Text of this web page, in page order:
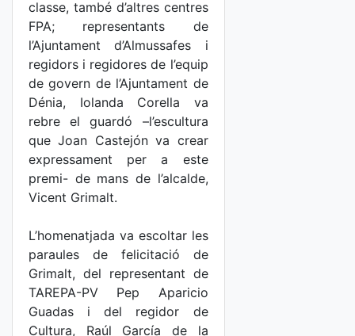
classe, també d’altres centres
FPA; representants de
l’Ajuntament d’Almussafes i
regidors i regidores de l’equip
de govern de l’Ajuntament de
Dénia, Iolanda Corella va
rebre el guardó –l’escultura
que Joan Castejón va crear
expressament per a este
premi- de mans de l’alcalde,
Vicent Grimalt.
L’homenatjada va escoltar les
paraules de felicitació de
Grimalt, del representant de
TAREPA-PV Pep Aparicio
Guadas i del regidor de
Cultura, Raúl García de la